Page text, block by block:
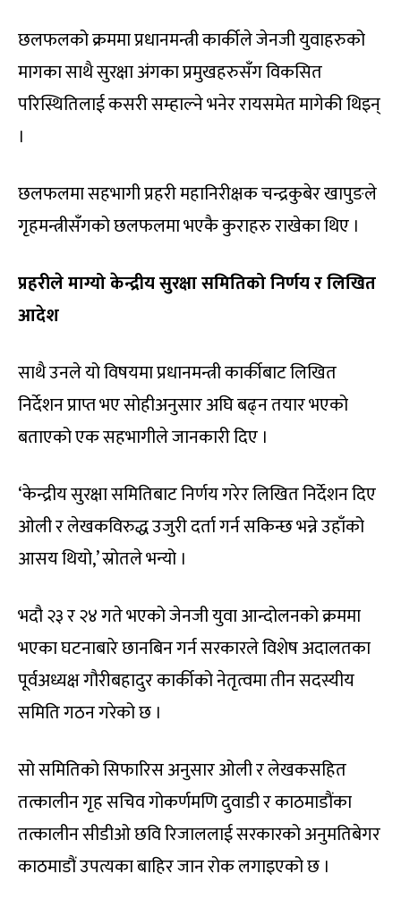
छलफलको क्रममा प्रधानमन्त्री कार्कीले जेनजी युवाहरुको
मागका साथै सुरक्षा अंगका प्रमुखहरुसँग विकसित
परिस्थितिलाई कसरी सम्हाल्ने भनेर रायसमेत मागेकी थिइन्
।
छलफलमा सहभागी प्रहरी महानिरीक्षक चन्द्रकुबेर खापुङले
गृहमन्त्रीसँगको छलफलमा भएकै कुराहरु राखेका थिए ।
प्रहरीले माग्यो केन्द्रीय सुरक्षा समितिको निर्णय र लिखित
आदेश
साथै उनले यो विषयमा प्रधानमन्त्री कार्कीबाट लिखित
निर्देशन प्राप्त भए सोहीअनुसार अघि बढ्न तयार भएको
बताएको एक सहभागीले जानकारी दिए ।
‘केन्द्रीय सुरक्षा समितिबाट निर्णय गरेर लिखित निर्देशन दिए
ओली र लेखकविरुद्ध उजुरी दर्ता गर्न सकिन्छ भन्ने उहाँको
आसय थियो,’ स्रोतले भन्यो ।
भदौ २३ र २४ गते भएको जेनजी युवा आन्दोलनको क्रममा
भएका घटनाबारे छानबिन गर्न सरकारले विशेष अदालतका
पूर्वअध्यक्ष गौरीबहादुर कार्कीको नेतृत्वमा तीन सदस्यीय
समिति गठन गरेको छ ।
सो समितिको सिफारिस अनुसार ओली र लेखकसहित
तत्कालीन गृह सचिव गोकर्णमणि दुवाडी र काठमाडौंका
तत्कालीन सीडीओ छवि रिजाललाई सरकारको अनुमतिबेगर
काठमाडौं उपत्यका बाहिर जान रोक लगाइएको छ ।